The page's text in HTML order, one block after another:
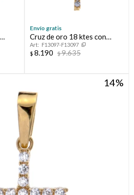
Envío gratis
Cruz de oro 18 ktes con
circonias, reversible.
F13097-F13097
$ 8.190 $9.635
14